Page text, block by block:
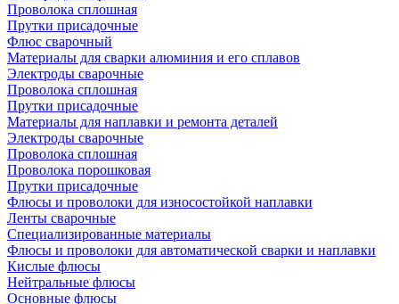
Проволока сплошная
Прутки присадочные
Флюс сварочный
Материалы для сварки алюминия и его сплавов
Электроды сварочные
Проволока сплошная
Прутки присадочные
Материалы для наплавки и ремонта деталей
Электроды сварочные
Проволока сплошная
Проволока порошковая
Прутки присадочные
Флюсы и проволоки для износостойкой наплавки
Ленты сварочные
Специализированные материалы
Флюсы и проволоки для автоматической сварки и наплавки
Кислые флюсы
Нейтральные флюсы
Основные флюсы